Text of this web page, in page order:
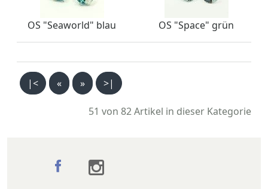
OS "Seaworld" blau OS "Space" grün
|< « » >|
51 von 82Artikel in dieser Kategorie